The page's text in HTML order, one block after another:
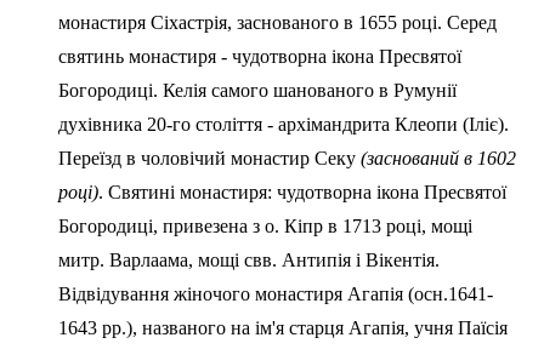
монастиря Сіхастрія, заснованого в 1655 році. Серед
святинь монастиря - чудотворна ікона Пресвятої
Богородиці. Келія самого шанованого в Румунії
духівника 20-го століття - архімандрита Клеопи (Іліє).
Переїзд в чоловічий монастир Секу (заснований в 1602
році). Святині монастиря: чудотворна ікона Пресвятої
Богородиці, привезена з о. Кіпр в 1713 році, мощі
митр. Варлаама, мощі свв. Антипія і Вікентія.
Відвідування жіночого монастиря Агапія (осн.1641-
1643 рр.), названого на ім'я старця Агапія, учня Паїсія